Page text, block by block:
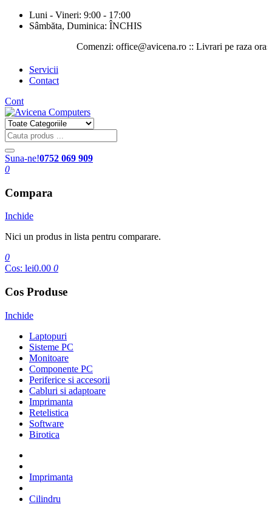
Luni - Vineri: 9:00 - 17:00
Sâmbăta, Duminica: ÎNCHIS
Comenzi: office@avicena.ro :: Livrari pe raza
Servicii
Contact
Cont
Suna-ne!0752 069 909
0
Compara
Inchide
Nici un produs in lista pentru comparare.
0
Cos: lei0.00 0
Cos Produse
Inchide
Laptopuri
Sisteme PC
Monitoare
Componente PC
Periferice si accesorii
Cabluri si adaptoare
Imprimanta
Retelistica
Software
Birotica
Imprimanta
Cilindru